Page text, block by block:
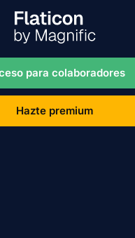
para colaboradores
Hazte premium